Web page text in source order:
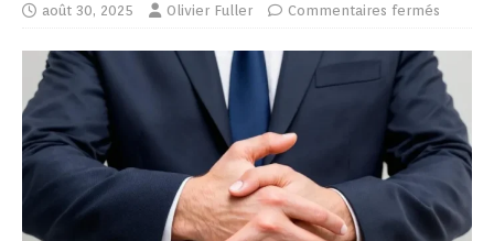
août 30, 2025 Olivier Fuller Commentaires fermés